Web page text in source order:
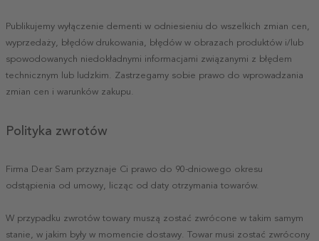
Publikujemy wyłączenie dementi w odniesieniu do wszelkich zmian cen,
wyprzedaży, błędów drukowania, błędów w obrazach produktów i/lub
spowodowanych niedokładnymi informacjami związanymi z błędem
technicznym lub ludzkim. Zastrzegamy sobie prawo do wprowadzania
zmian cen i warunków zakupu.
Polityka zwrotów
Firma Dear Sam przyznaje Ci prawo do 90-dniowego okresu
odstąpienia od umowy, licząc od daty otrzymania towarów.
W przypadku zwrotów towary muszą zostać zwrócone w takim samym
stanie, w jakim były w momencie dostawy. Towar musi zostać zwrócony